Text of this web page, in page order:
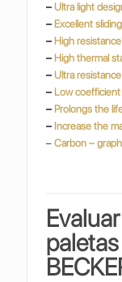
– Ultra light
– Excellent
– High
– High thermal
– Ultra
– Low
– Prolongs the
– Increase the
– Carbon –